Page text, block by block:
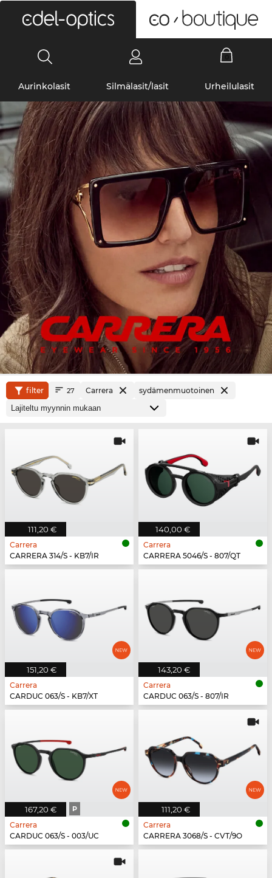
Aurinkolasit Silmälasit/lasit Urheilulasit
filter 27 Carrera sydämenmuotoinen
111,20 €
Carrera
CARRERA 314/S - KB7/IR
140,00 €
Carrera
CARRERA 5046/S - 807/QT
151,20 €
Carrera
CARDUC 063/S - KB7/XT
143,20 €
Carrera
CARDUC 063/S - 807/IR
167,20 € P
Carrera
CARDUC 063/S - 003/UC
111,20 €
Carrera
CARRERA 3068/S - CVT/9O